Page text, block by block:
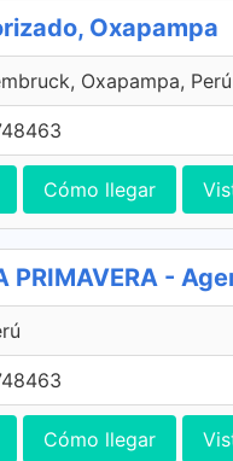
Oxapampa
Oxapampa, Perú
Cómo llegar
PRIMAVERA -
Cómo llegar